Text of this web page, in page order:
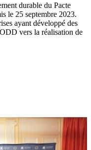
durable du Pacte
le 25 septembre 2023.
ayant développé des
vers la réalisation de